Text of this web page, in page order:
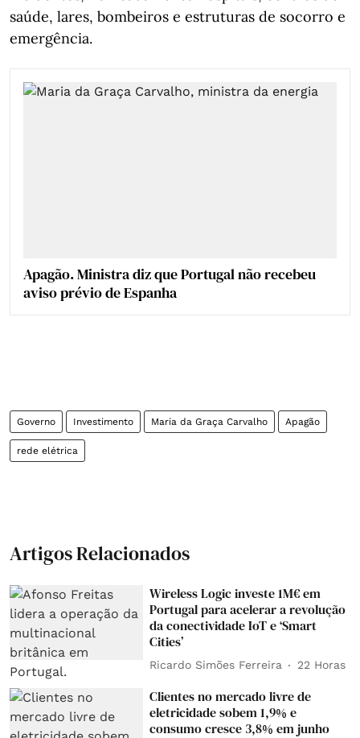
saúde, lares, bombeiros e estruturas de socorro e
emergência.
Apagão. Ministra diz que Portugal não recebeu
aviso prévio de Espanha
Governo Investimento Maria da Graça Carvalho Apagão
rede elétrica
Artigos Relacionados
Wireless Logic investe 1M€ em
Portugal para acelerar a revolução
da conectividade IoT e ‘Smart
Cities’
Ricardo Simões Ferreira 22 Horas
Clientes no mercado livre de
eletricidade sobem 1,9% e
consumo cresce 3,8% em junho